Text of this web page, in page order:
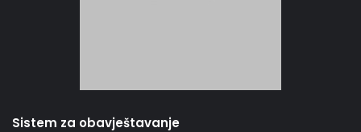
Sistem za obavještavanje